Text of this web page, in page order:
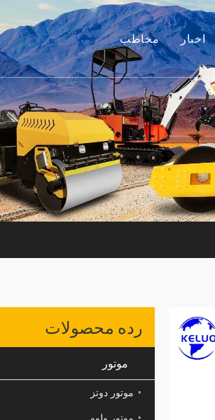
مخاطب اخبار
رده محصولات
موتور
موتور دوتز